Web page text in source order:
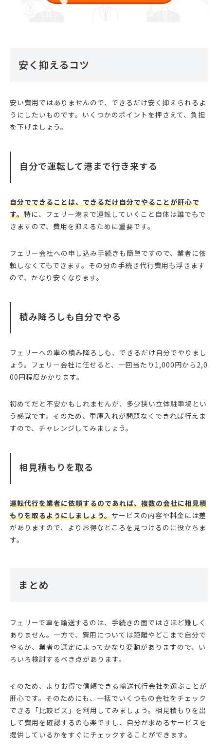
安く抑えるコツ
安い費用ではありませんので、できるだけ安く抑えられるよ
うにしたいものです。いくつかのポイントを押さえて、負担
を下げましょう。
自分で運転して港まで行き来する
自分でできることは、できるだけ自分でやることが肝心で
す。特に、フェリー港まで運転していくこと自体は誰でもで
きますので、費用を抑えるために重要です。
フェリー会社への申し込み手続きも簡単ですので、業者に依
頼しなくてもできます。その分の手続き代行費用も浮きます
ので、かなり安くなります。
積み降ろしも自分でやる
フェリーへの車の積み降ろしも、できるだけ自分でやりまし
ょう。フェリー会社に任せると、一回当たり1,000円から2,0
00円程度かかります。
初めてだと不安かもしれませんが、多少狭い立体駐車場とい
う感覚です。そのため、車庫入れが問題なくできれば行えま
すので、チャレンジしてみましょう。
相見積もりを取る
運転代行を業者に依頼するのであれば、複数の会社に相見積
もりを取るようにしましょう。サービスの内容や料金には差
がありますので、よりお得なところを見つけるのに役立ちま
す。
まとめ
フェリーで車を輸送するのは、手続きの面ではさほど難しく
ありません。一方で、費用については距離やどこまで自分で
やるか、業者の選定によってかなり変動がありますので、い
ろいろ検討するべき点があります。
そのため、よりお得で信頼できる輸送代行会社を選ぶことが
肝心です。そのためにも、一括でいくつもの会社をチェック
できる「比較ビズ」を利用してみましょう。相見積もりを出
して費用を確認するのも楽ですし、自分が求めるサービスを
提供しているかをすぐにチェックすることができます。